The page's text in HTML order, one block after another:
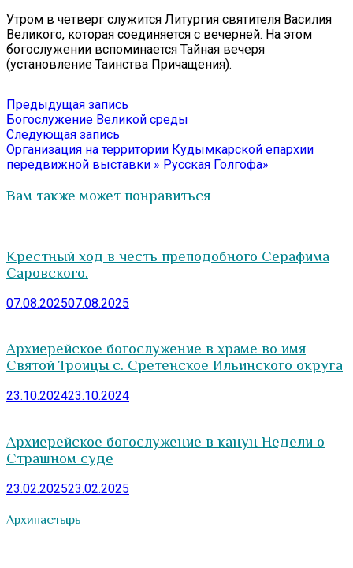
Утром в четверг служится Литургия святителя Василия
Великого, которая соединяется с вечерней. На этом
богослужении вспоминается Тайная вечеря
(установление Таинства Причащения).
Навигация
по
записям
Предыдущая запись
запись:
Богослужение Великой среды
Следующая запись
запись:
Организация на территории Кудымкарской епархии
передвижной выставки » Русская Голгофа»
Вам также может понравиться
Крестный ход в честь преподобного Серафима
Саровского.
07.08.202507.08.2025
Архиерейское богослужение в храме во имя
Святой Троицы с. Сретенское Ильинского округа
23.10.202423.10.2024
Архиерейское богослужение в канун Недели о
Страшном суде
23.02.202523.02.2025
Архипастырь